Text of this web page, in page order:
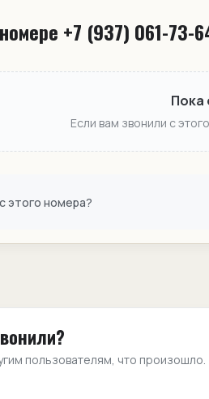
+7 (937) 061-73-
Пока
Если вам звонили с
этого номера?
пользователям, что произошло.